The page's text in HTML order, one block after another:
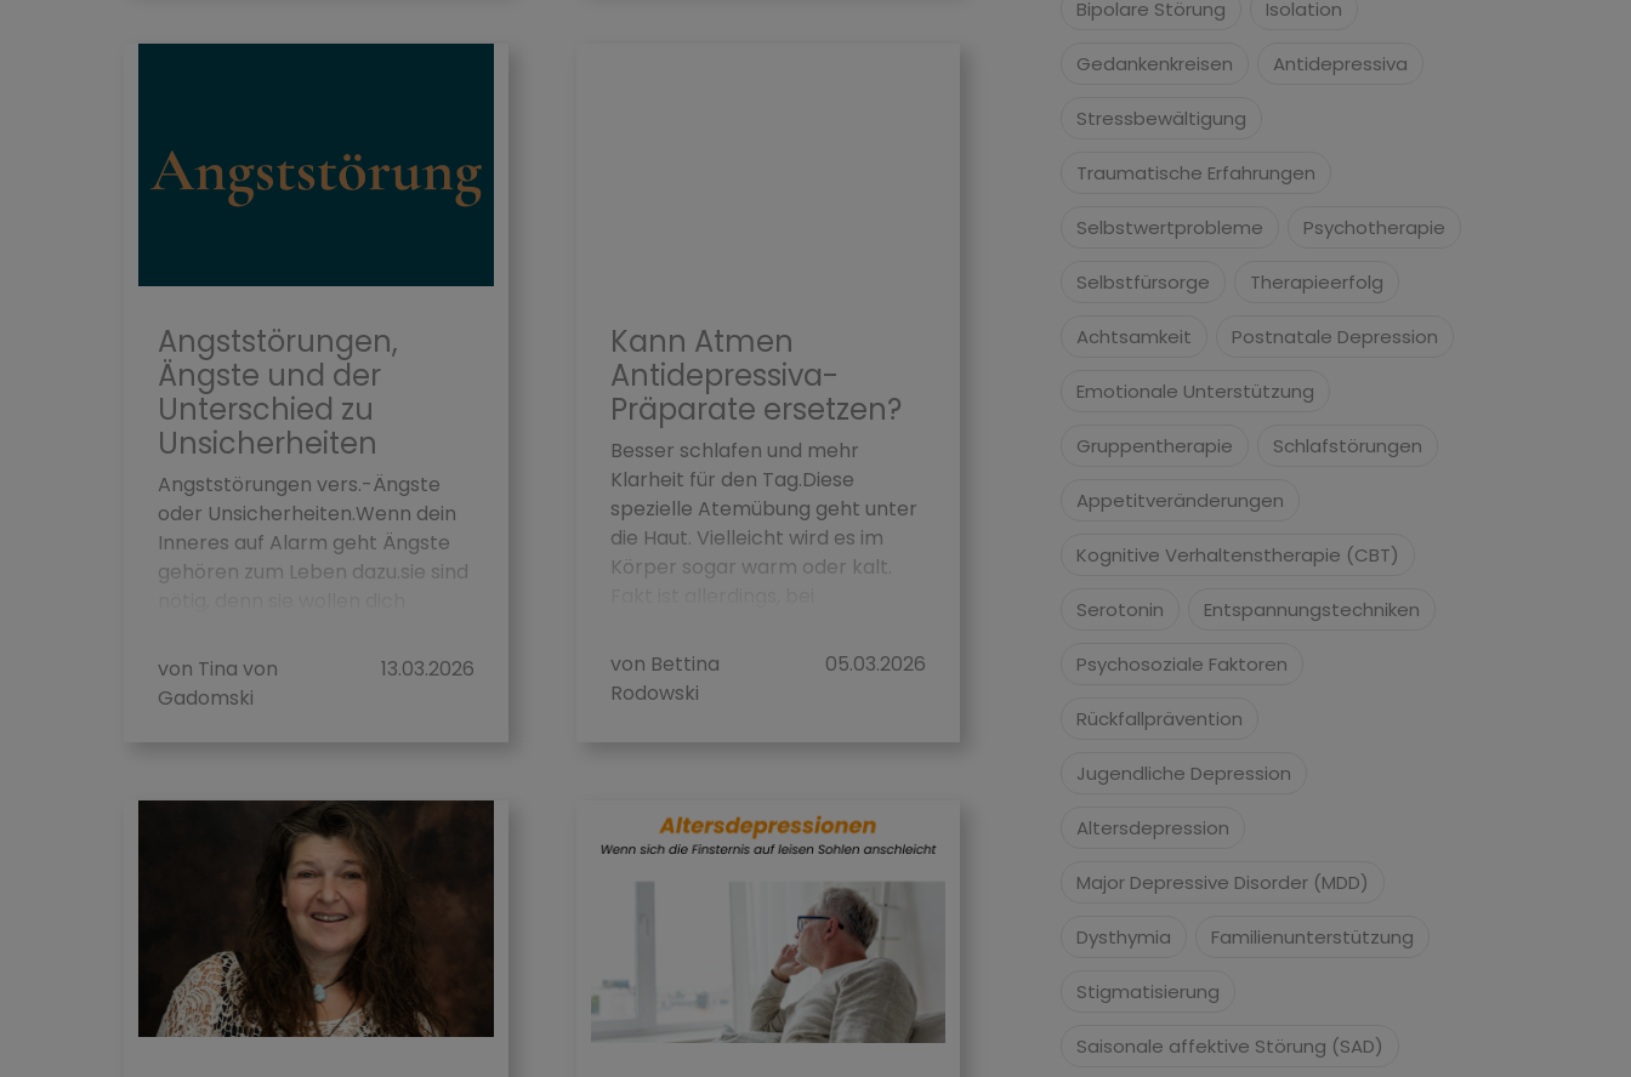
Angststörungen,
Ängste und der
Unterschied zu
Unsicherheiten
Angststörungen vers.-Ängste
oder Unsicherheiten.Wenn dein
Inneres auf Alarm geht Ängste
gehören zum Leben dazu.sie sind
von Tina von
Gadomski
13.03.2026
Kann Atmen
Antidepressiva-
Präparate ersetzen?
Besser schlafen und mehr
Klarheit für den Tag.Diese
spezielle Atemübung geht unter
die Haut. Vielleicht wird es im
Körper sogar warm oder kalt.
von Bettina
Rodowski
05.03.2026
Bipolare Störung Isolation
Gedankenkreisen Antidepressiva
Stressbewältigung
Traumatische Erfahrungen
Selbstwertprobleme Psychotherapie
Selbstfürsorge Therapieerfolg
Achtsamkeit Postnatale Depression
Emotionale Unterstützung
Gruppentherapie Schlafstörungen
Appetitveränderungen
Kognitive Verhaltenstherapie (CBT)
Serotonin Entspannungstechniken
Psychosoziale Faktoren
Rückfallprävention
Jugendliche Depression
Altersdepression
Major Depressive Disorder (MDD)
Dysthymia Familienunterstützung
Stigmatisierung
Saisonale affektive Störung (SAD)